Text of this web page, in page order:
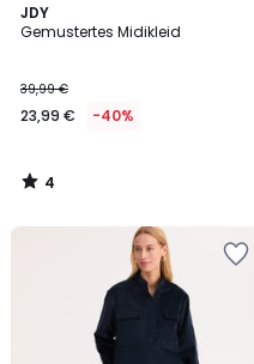
JDY
Gemustertes Midikleid
39,99 €
23,99 € -40%
4
/
4
/